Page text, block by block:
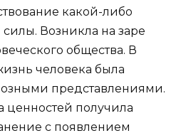
какой-либо
Возникла на заре
общества. В
человека была
представлениями.
ценностей получила
с появлением